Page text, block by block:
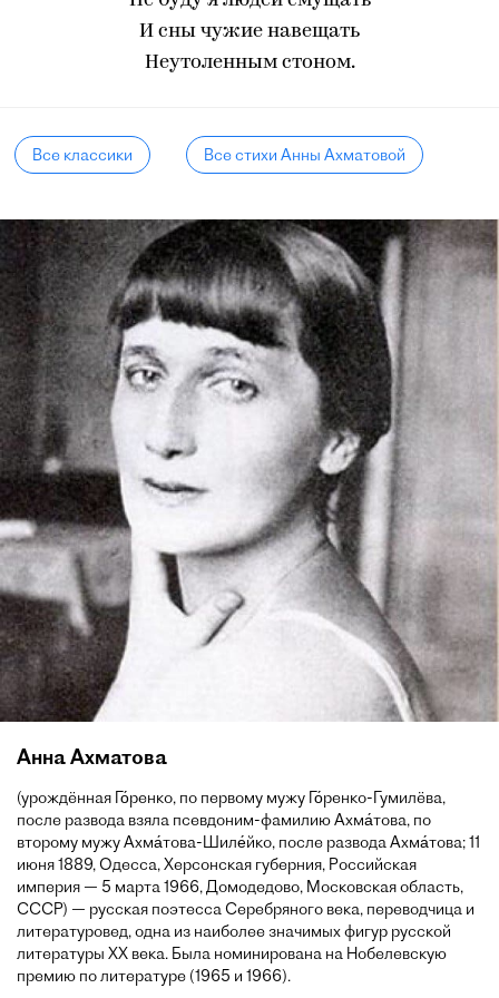
И сны чужие навещать
Неутоленным стоном.
Все классики Все стихи Анны Ахматовой
Анна Ахматова
(урождённая Го́ренко, по первому мужу Го́ренко-Гумилёва,
после развода взяла псевдоним-фамилию Ахма́това, по
второму мужу Ахма́това-Шиле́йко, после развода Ахма́това; 11
июня 1889, Одесса, Херсонская губерния, Российская
империя — 5 марта 1966, Домодедово, Московская область,
СССР) — русская поэтесса Серебряного века, переводчица и
литературовед, одна из наиболее значимых фигур русской
литературы XX века. Была номинирована на Нобелевскую
премию по литературе (1965 и 1966).